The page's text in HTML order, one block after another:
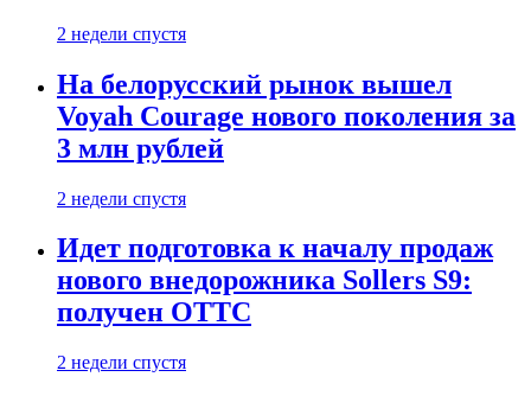
2 недели спустя
На белорусский рынок вышел
Voyah Courage нового поколения за
3 млн рублей
2 недели спустя
Идет подготовка к началу продаж
нового внедорожника Sollers S9:
получен ОТТС
2 недели спустя